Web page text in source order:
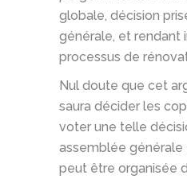
globale, décision
générale, et rendant
processus de
Nul doute que cet
saura décider les
voter une telle
assemblée générale
peut être organisée